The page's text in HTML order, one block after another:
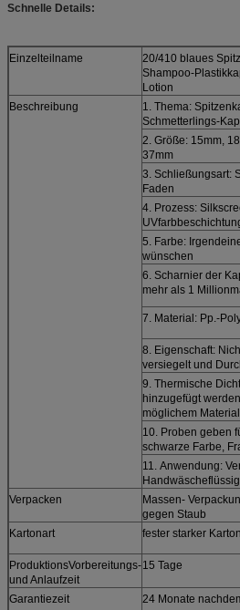
Schnelle Details:
Einzelteilname
20/410 blaues
Shampoo-
Lotion
Beschreibung
1. Thema:
Schmetterlings-
2. Größe: 15mm,
37mm
3. Schließungsart:
Faden
4. Prozess:
5. Farbe:
wünschen
6. Scharnier der
mehr als 1
7. Material: Pp.-
8. Eigenschaft:
versiegelt und
9. Thermische
hinzugefügt
möglichem
10. Proben geben
schwarze Farbe,
11. Anwendung:
Verpacken
Massen-
gegen Staub
Kartonart
fester starker
ProduktionsVorbereitungs-
und Anlaufzeit
15 Tage
Garantiezeit 24 Monate